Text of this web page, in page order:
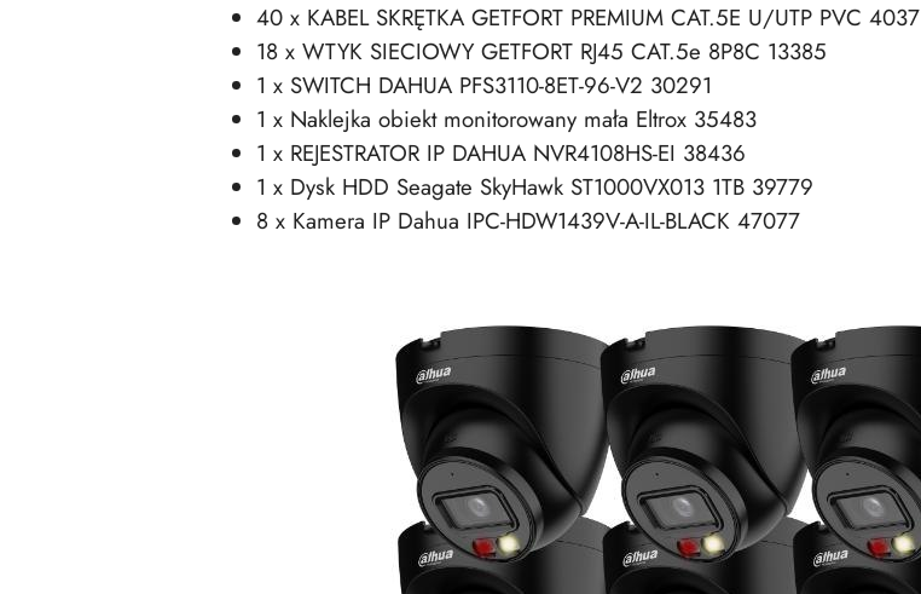
40 x KABEL SKRĘTKA GETFORT PREMIUM CAT.5E U/UTP PVC 4037
18 x WTYK SIECIOWY GETFORT RJ45 CAT.5e 8P8C 13385
1 x SWITCH DAHUA PFS3110-8ET-96-V2 30291
1 x Naklejka obiekt monitorowany mała Eltrox 35483
1 x REJESTRATOR IP DAHUA NVR4108HS-EI 38436
1 x Dysk HDD Seagate SkyHawk ST1000VX013 1TB 39779
8 x Kamera IP Dahua IPC-HDW1439V-A-IL-BLACK 47077